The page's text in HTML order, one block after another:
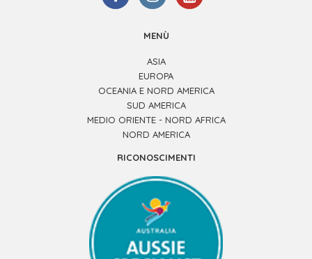
MENÙ
ASIA
EUROPA
OCEANIA E NORD AMERICA
SUD AMERICA
MEDIO ORIENTE - NORD AFRICA
NORD AMERICA
RICONOSCIMENTI